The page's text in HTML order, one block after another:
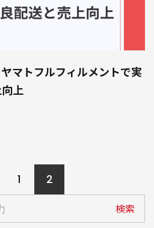
マトフルフィルメントで実
上
1 2
検索